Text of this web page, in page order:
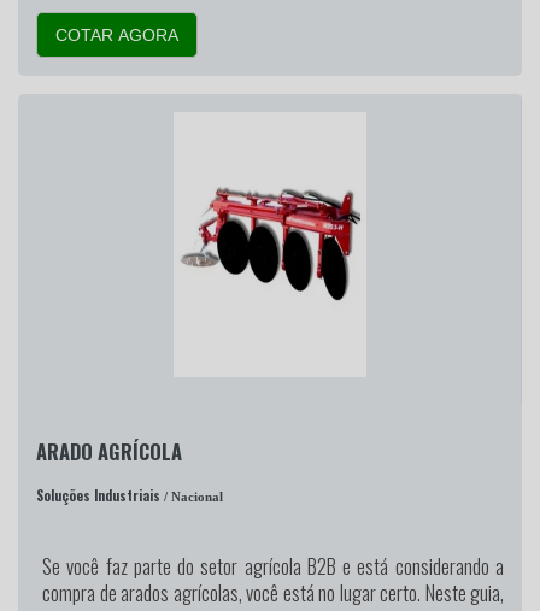
COTAR AGORA
ARADO AGRÍCOLA
Soluções Industriais / Nacional
Se você faz parte do setor agrícola B2B e está considerando a
compra de arados agrícolas, você está no lugar certo. Neste guia,